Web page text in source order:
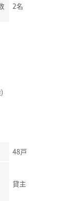
2名
48戸
貸主